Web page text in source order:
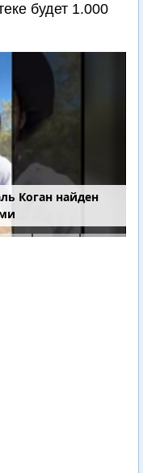
будет 1.000
Коган найден